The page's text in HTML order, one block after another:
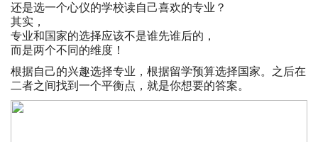
还是选一个心仪的学校读自己喜欢的专业？
其实，
专业和国家的选择应该不是谁先谁后的，
而是两个不同的维度！
根据自己的兴趣选择专业，根据留学预算选择国家。之后在
二者之间找到一个平衡点，就是你想要的答案。